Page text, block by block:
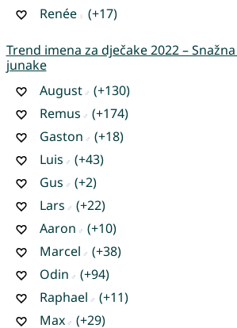
Renée
(+17)
Trend imena za dječake 2022 –
junake
August
(+130)
Remus
(+174)
Gaston
(+18)
Luis
(+43)
Gus
(+2)
Lars
(+22)
Aaron
(+10)
Marcel
(+38)
Odin
(+94)
Raphael
(+11)
Max
(+29)